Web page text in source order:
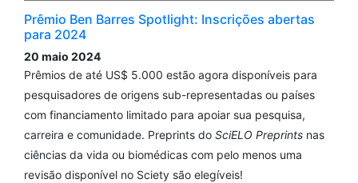
Prêmio Ben Barres Spotlight: Inscrições abertas
para 2024
20 maio 2024
Prêmios de até US$ 5.000 estão agora disponíveis para
pesquisadores de origens sub-representadas ou países
com financiamento limitado para apoiar sua pesquisa,
carreira e comunidade. Preprints do SciELO Preprints nas
ciências da vida ou biomédicas com pelo menos uma
revisão disponível no Sciety são elegíveis!